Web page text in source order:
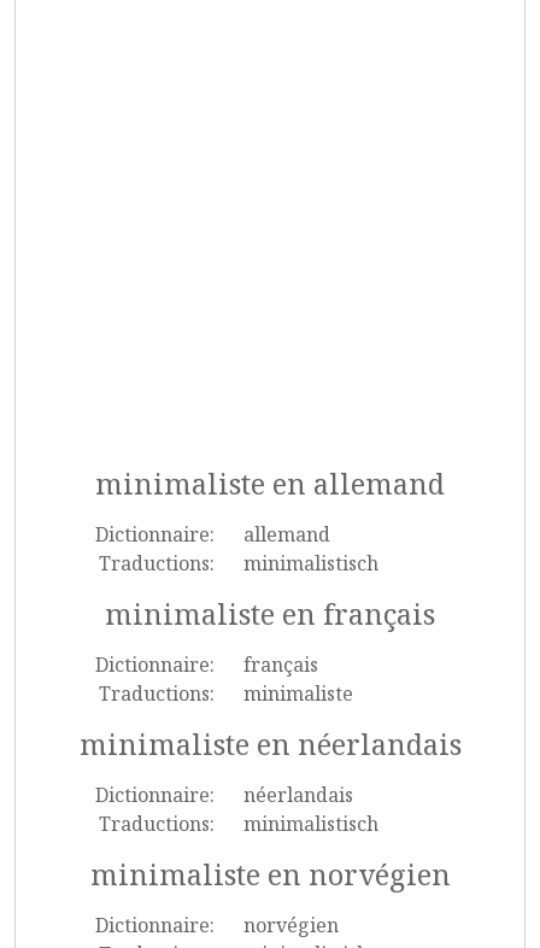
minimaliste en allemand
Dictionnaire:
allemand
Traductions:
minimalistisch
minimaliste en français
Dictionnaire:
français
Traductions:
minimaliste
minimaliste en néerlandais
Dictionnaire:
néerlandais
Traductions:
minimalistisch
minimaliste en norvégien
Dictionnaire:
norvégien